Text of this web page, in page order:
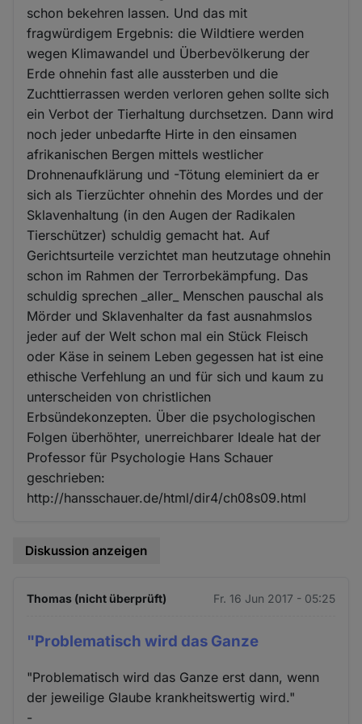
schon bekehren lassen. Und das mit
fragwürdigem Ergebnis: die Wildtiere werden
wegen Klimawandel und Überbevölkerung der
Erde ohnehin fast alle aussterben und die
Zuchttierrassen werden verloren gehen sollte sich
ein Verbot der Tierhaltung durchsetzen. Dann wird
noch jeder unbedarfte Hirte in den einsamen
afrikanischen Bergen mittels westlicher
Drohnenaufklärung und -Tötung eleminiert da er
sich als Tierzüchter ohnehin des Mordes und der
Sklavenhaltung (in den Augen der Radikalen
Tierschützer) schuldig gemacht hat. Auf
Gerichtsurteile verzichtet man heutzutage ohnehin
schon im Rahmen der Terrorbekämpfung. Das
schuldig sprechen _aller_ Menschen pauschal als
Mörder und Sklavenhalter da fast ausnahmslos
jeder auf der Welt schon mal ein Stück Fleisch
oder Käse in seinem Leben gegessen hat ist eine
ethische Verfehlung an und für sich und kaum zu
unterscheiden von christlichen
Erbsündekonzepten. Über die psychologischen
Folgen überhöhter, unerreichbarer Ideale hat der
Professor für Psychologie Hans Schauer
geschrieben:
http://hansschauer.de/html/dir4/ch08s09.html
Diskussion anzeigen
Thomas (nicht überprüft) Fr. 16 Jun 2017 - 05:25
"Problematisch wird das Ganze
"Problematisch wird das Ganze erst dann, wenn
der jeweilige Glaube krankheitswertig wird."
-